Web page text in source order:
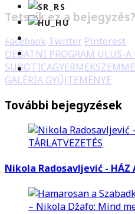
Tetszik ez a bejegyzés?
Facebook Twitter Pinterest
DEBATNI PROGRAM ULUS-A
SUBOTICA
GALÉRIA GYŰJTEMÉNYE
További bejegyzések
Nikola Radosavljević - HÁZ